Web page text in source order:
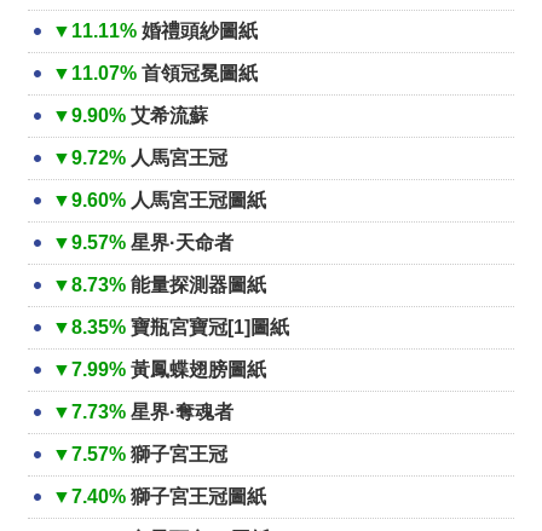
▼11.11% 婚禮頭紗圖紙
▼11.07% 首領冠冕圖紙
▼9.90% 艾希流蘇
▼9.72% 人馬宮王冠
▼9.60% 人馬宮王冠圖紙
▼9.57% 星界·天命者
▼8.73% 能量探測器圖紙
▼8.35% 寶瓶宮寶冠[1]圖紙
▼7.99% 黃鳳蝶翅膀圖紙
▼7.73% 星界·奪魂者
▼7.57% 獅子宮王冠
▼7.40% 獅子宮王冠圖紙